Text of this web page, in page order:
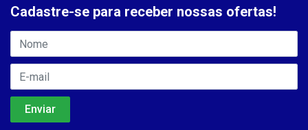
Cadastre-se para receber nossas ofertas!